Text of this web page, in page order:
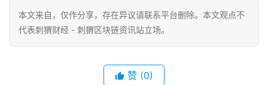
本文来自 ，仅作分享，存在异议请联系平台删除。本文观点不
代表刺猬财经 - 刺猬区块链资讯站立场。
赞 (0)